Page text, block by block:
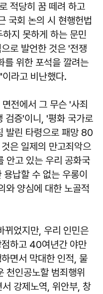
적당히 꿈 떼려 하고
국회 논의 시 현행헌법
지 못하게 하는 문민
로 발언한 것은 '전쟁
를 위한 포석을 깔려는
라고 비난했다.
전에서 그 무슨 '사죄
검증'이니, '평화 국가로
발린 타령으로 패망 80
은 일제의 만고죄악으
안고 있는 우리 공화국
납할 수 없는 우롱이
와 양심에 대한 노골적
뀌었지만, 우리 인민은
하고 40여년간 야만
면서 막대한 인적, 물
천인공노할 범죄행위
강제노역, 위안부, 창